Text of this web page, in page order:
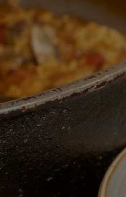
LOCAL
Restaurante con recetas
catalanas. En el corazón de
nuestros clientes desde